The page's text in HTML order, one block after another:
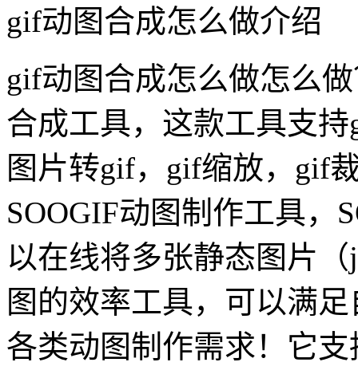
gif动图合成怎么做介绍
gif动图合成怎么做怎么
合成工具，这款工具支
图片转gif，gif缩放，gif
SOOGIF动图制作工具，
以在线将多张静态图片
图的效率工具，可以满
各类动图制作需求！它